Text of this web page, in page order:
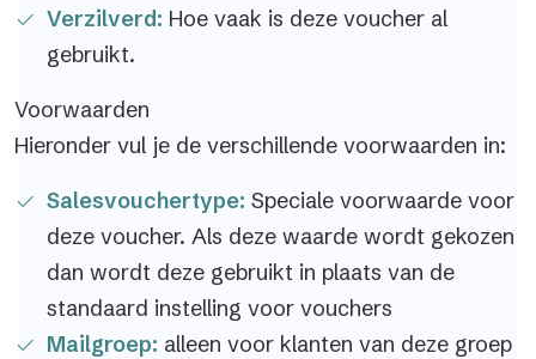
Verzilverd: Hoe vaak is deze voucher al
gebruikt.
Voorwaarden
Hieronder vul je de verschillende voorwaarden in:
Salesvouchertype: Speciale voorwaarde voor
deze voucher. Als deze waarde wordt gekozen
dan wordt deze gebruikt in plaats van de
standaard instelling voor vouchers
Mailgroep: alleen voor klanten van deze groep